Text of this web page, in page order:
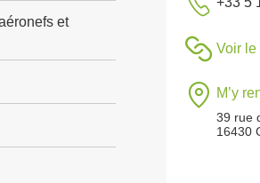
et
Voir le
M’y
39 rue
16430